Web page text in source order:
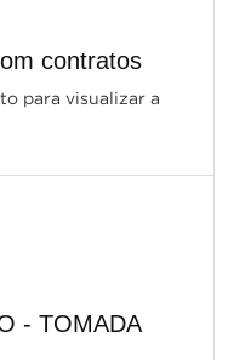
contratos
para visualizar a
- TOMADA